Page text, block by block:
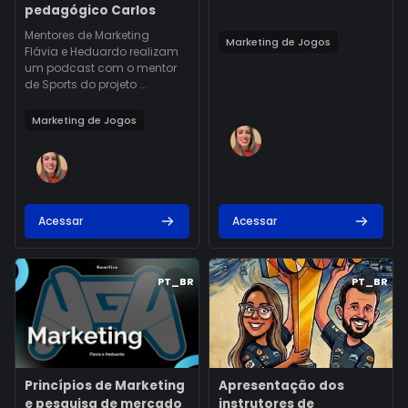
pedagógico Carlos
Texto do resumo do curso:
Mentores de Marketing
Flávia e Heduardo realizam
um podcast com o mentor
de Sports do projeto ...
Marketing de Jogos
Acessar
Marketing de Jogos
Acessar
PT_BR
Imagem do curso" Princípios de Marketing e pesquisa de
Imagem do curso
Nome do curso
Princípios de Marketing
e pesquisa de mercado
PT_BR
Imagem do curso"
Imagem do curso
Nome do curso
Apresentação dos
instrutores de